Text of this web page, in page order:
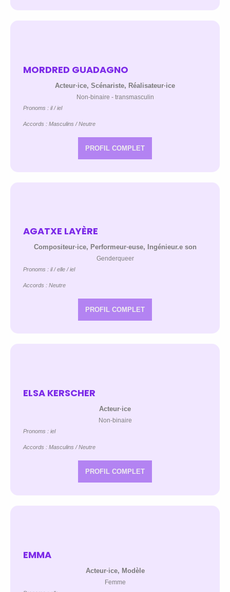
MORDRED GUADAGNO
Acteur·ice, Scénariste, Réalisateur·ice
Non-binaire - transmasculin
Pronoms : il / iel
Accords : Masculins / Neutre
PROFIL COMPLET
AGATXE LAYÈRE
Compositeur·ice, Performeur·euse, Ingénieur.e son
Genderqueer
Pronoms : il / elle / iel
Accords : Neutre
PROFIL COMPLET
ELSA KERSCHER
Acteur·ice
Non-binaire
Pronoms : iel
Accords : Masculins / Neutre
PROFIL COMPLET
EMMA
Acteur·ice, Modèle
Femme